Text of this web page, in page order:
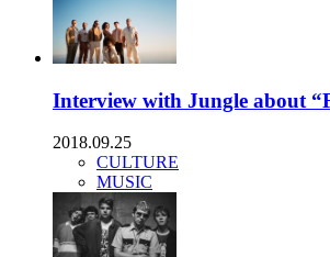
Interview with Jungle about
2018.09.25
CULTURE
MUSIC